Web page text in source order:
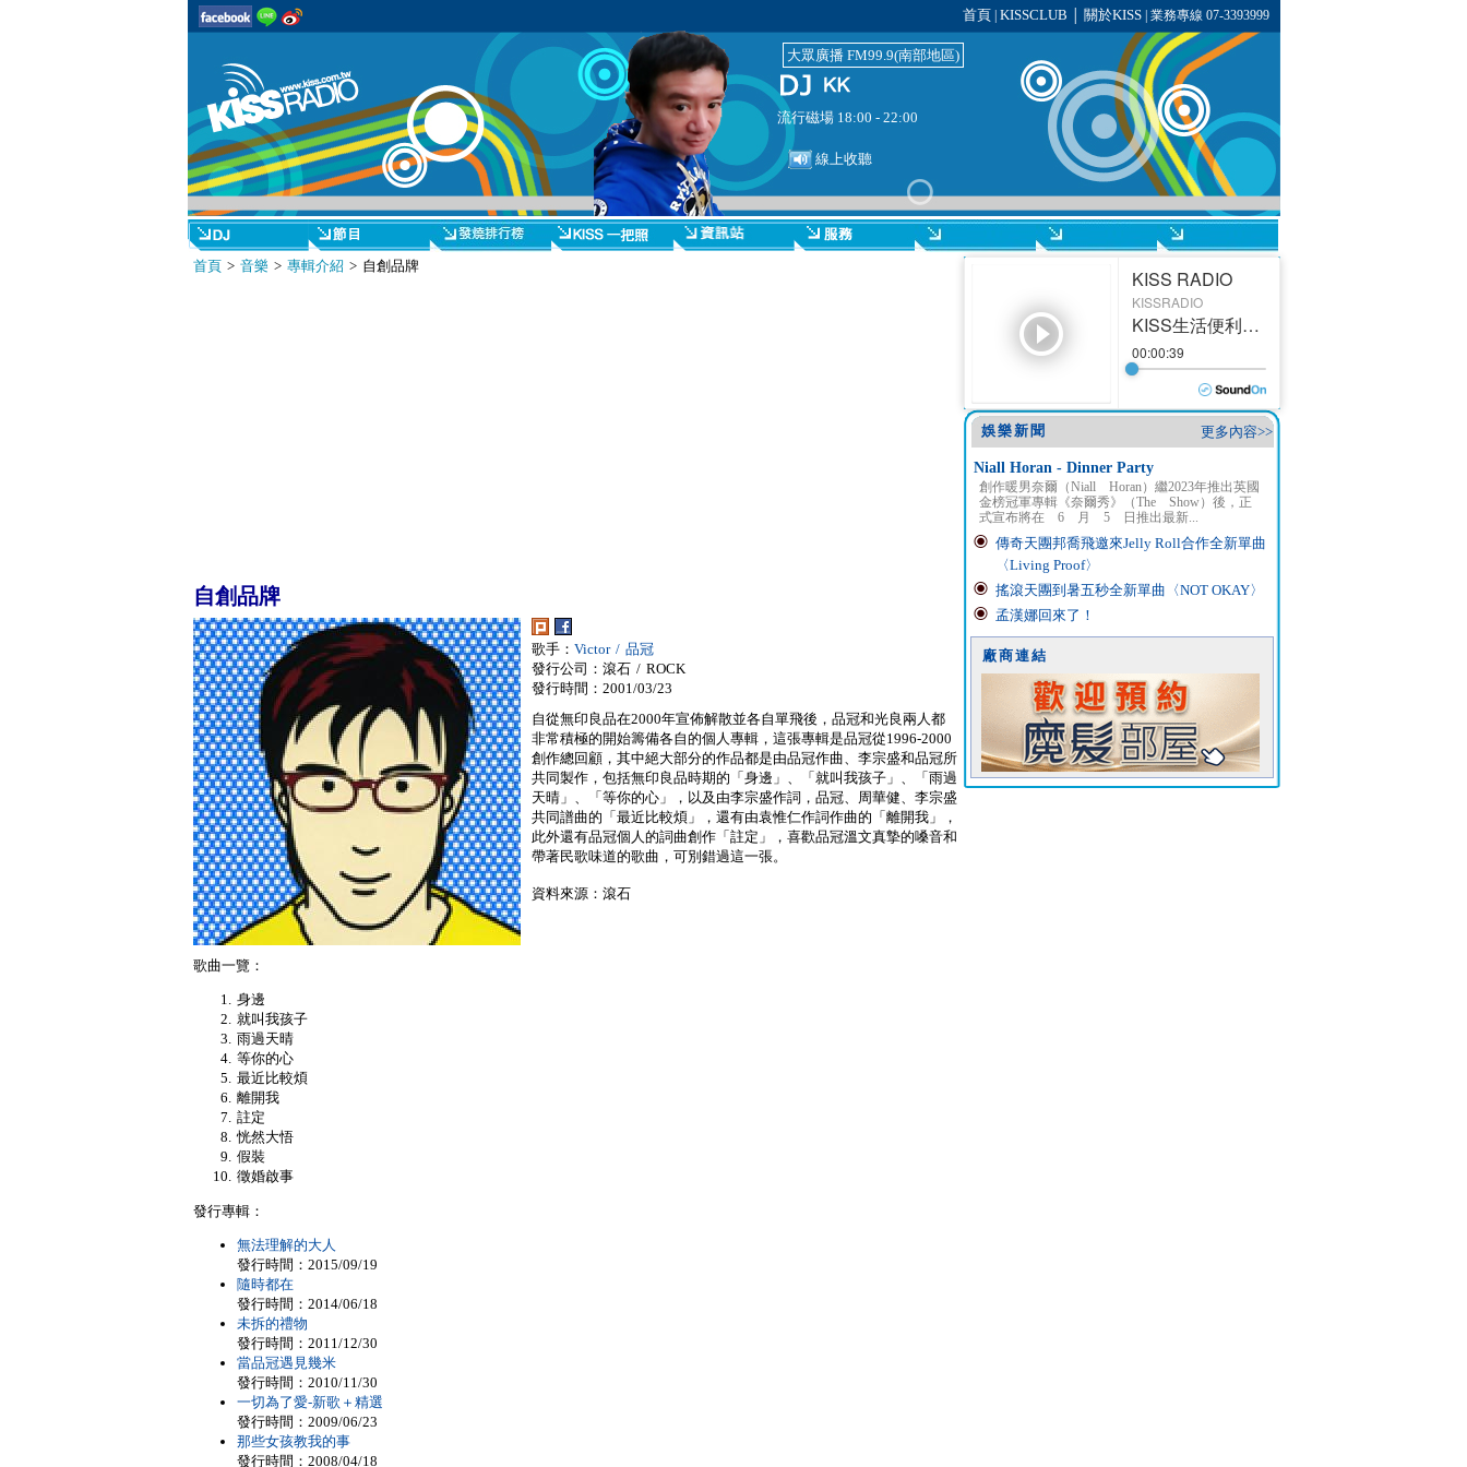
首頁 KISSCLUB 關於KISS| 業務專線 07-3393999
大眾廣播 FM99.9(南部地區)
流行磁場 18:00 - 22:00
線上收聽
首頁> 音樂> 專輯介紹 > 自創品牌
自創品牌
歌手： Victor / 品冠
發行公司：滾石 / ROCK
發行時間：2001/03/23
自從無印良品在2000年宣佈解散並各自單飛後，品冠和光良兩人都
非常積極的開始籌備各自的個人專輯，這張專輯是品冠從1996-2000
創作總回顧，其中絕大部分的作品都是由品冠作曲、李宗盛和品冠所
共同製作，包括無印良品時期的「身邊」、「就叫我孩子」、「雨過
天晴」、「等你的心」，以及由李宗盛作詞，品冠、周華健、李宗盛
共同譜曲的「最近比較煩」，還有由袁惟仁作詞作曲的「離開我」，
此外還有品冠個人的詞曲創作「註定」，喜歡品冠溫文真摯的嗓音和
帶著民歌味道的歌曲，可別錯過這一張。
資料來源：滾石
歌曲一覽：
身邊
就叫我孩子
雨過天晴
等你的心
最近比較煩
離開我
註定
恍然大悟
假裝
徵婚啟事
發行專輯：
無法理解的大人
發行時間：2015/09/19
隨時都在
發行時間：2014/06/18
未拆的禮物
發行時間：2011/12/30
當品冠遇見幾米
發行時間：2010/11/30
一切為了愛-新歌＋精選
發行時間：2009/06/23
那些女孩教我的事
發行時間：2008/04/18
更多內容>>
娛樂新聞
Niall Horan - Dinner Party
創作暖男奈爾（Niall Horan）繼2023年推出英國
金榜冠軍專輯《奈爾秀》（The Show）後，正
式宣布將在 6 月 5 日推出最新...
傳奇天團邦喬飛邀來Jelly Roll合作全新單曲
〈Living Proof〉
搖滾天團到暑五秒全新單曲〈NOT OKAY〉
孟漢娜回來了！
廠商連結